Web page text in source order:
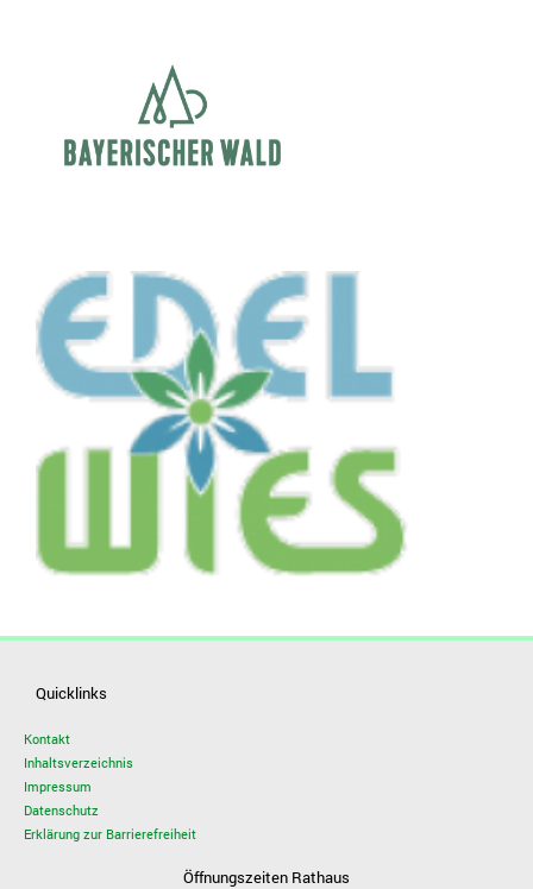
Quicklinks
Kontakt
Inhaltsverzeichnis
Impressum
Datenschutz
Erklärung zur Barrierefreiheit
Öffnungszeiten Rathaus